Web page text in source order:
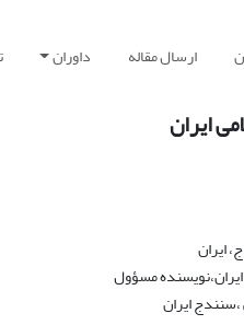
ارسال مقاله داوران
ایران
ایران
مسؤول
ایران